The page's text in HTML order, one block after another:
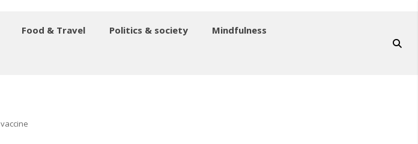
Food & Travel Politics & society Mindfulness
vaccine